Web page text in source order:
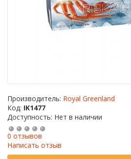
Производитель: Royal Greenland
Код: IK1477
Доступность: Нет в наличии
0 отзывов
Написать отзыв